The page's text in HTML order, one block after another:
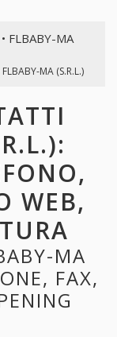
• FLBABY-MA
FLBABY-MA (S.R.L.)
WEB,
MA
FAX,